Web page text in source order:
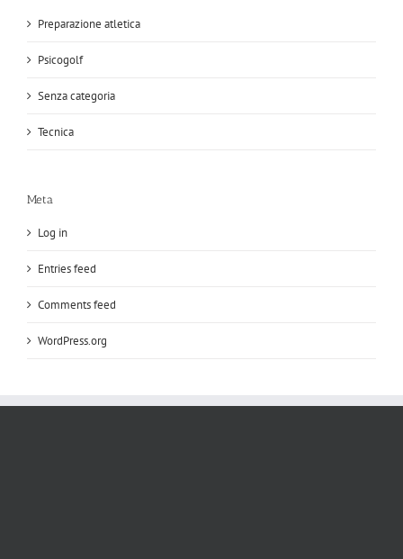
Preparazione atletica
Psicogolf
Senza categoria
Tecnica
Meta
Log in
Entries feed
Comments feed
WordPress.org